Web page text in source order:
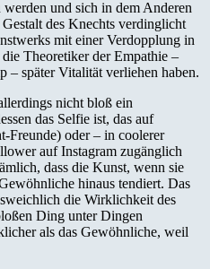
und sich in dem Anderen
des Knechts verdinglicht
mit einer Verdopplung in
Theoretiker der Empathie –
– später Vitalität verliehen haben.
nicht bloß ein
das Selfie ist, das auf
Freunde) oder – in coolerer
auf Instagram zugänglich
dass die Kunst, wenn sie
hinaus tendiert. Das
die Wirklichkeit des
Ding unter Dingen
als das Gewöhnliche, weil